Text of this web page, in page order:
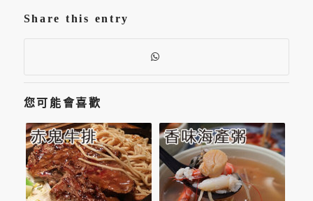
Share this entry
您可能會喜歡